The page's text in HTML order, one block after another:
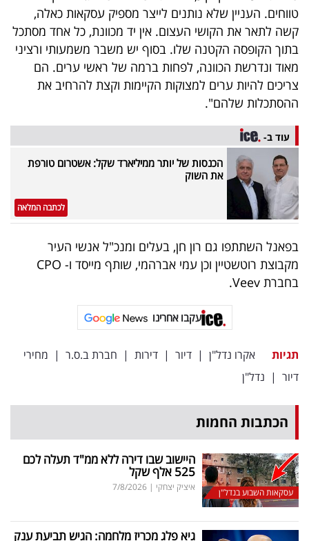
טווחים. העניין שלא נותנים לייצר מספיק עסקאות כאלה,
קשה לתאר את הקושי העצום. אין יד מכוונת, כל אחד מסתכל
בתוך הקופסה הקטנה שלו. בסוף יש משבר משמעותי ורציני
מאוד ונדרשת הכוונה, לפחות ברמה של ראשי ערים. הם
צריכים להיות ערים למצוקות הקיימות וקצת להרחיב את
ההסתכלות שלהם".
עוד ב-
הכנסות של יותר ממיליארד שקל: אשטרום טורפת
את השוק
לכתבה המלאה
בפאנל השתתפו גם רון חן, בעלים ומנכ"ל אנשי העיר
מקבוצת רוטשטיין וכן עמי אברהמי, שותף מייסד ו- CPO
בחברת Veev.
עקבו אחרינו
תגיות אקרו נדל"ן | דיור | דירות | חברת ב.ס.ר | מחירי
דיור | נדל"ן
הכתבות החמות
עסקאות השבוע בנדל"ן
היישוב שבו דירה ללא ממ"ד תעלה לכם
525 אלף שקל
איציק יצחקי |
7/8/2026
גיא פלג מכריז מלחמה: הגיש תביעת ענק